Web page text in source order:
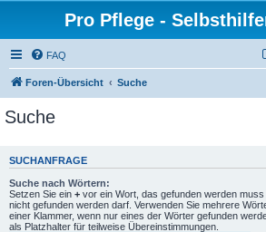
Pro Pflege -
FAQ
Foren-Übersicht Suche
Suche
SUCHANFRAGE
Suche nach Wörtern:
Setzen Sie ein + vor ein Wort, das gefunden werden muss
nicht gefunden werden darf. Verwenden Sie mehrere
einer Klammer, wenn nur eines der Wörter gefunden
als Platzhalter für teilweise Übereinstimmungen.